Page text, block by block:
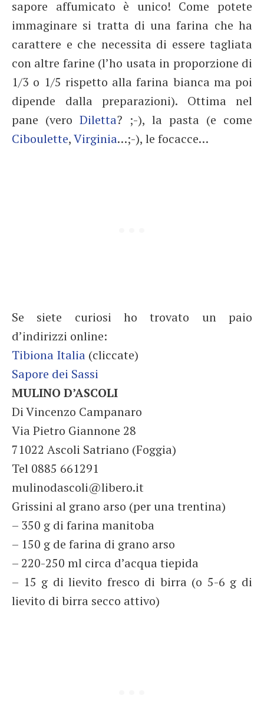
sapore affumicato è unico! Come potete
immaginare si tratta di una farina che ha
carattere e che necessita di essere tagliata
con altre farine (l’ho usata in proporzione di
1/3 o 1/5 rispetto alla farina bianca ma poi
dipende dalla preparazioni). Ottima nel
pane (vero Diletta? ;-), la pasta (e come
Ciboulette,Virginia…;-), le focacce…
Se siete curiosi ho trovato un paio
d’indirizzi online:
Tibiona Italia (cliccate)
Sapore dei Sassi
MULINO D’ASCOLI
Di Vincenzo Campanaro
Via Pietro Giannone 28
71022 Ascoli Satriano (Foggia)
Tel 0885 661291
mulinodascoli@libero.it
Grissini al grano arso (per una trentina)
– 350 g di farina manitoba
– 150 g de farina di grano arso
– 220-250 ml circa d’acqua tiepida
– 15 g di lievito fresco di birra (o 5-6 g di
lievito di birra secco attivo)